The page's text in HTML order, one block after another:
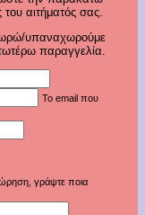
αιτήματός σας.
υπαναχωρούμε
παραγγελία.
Το email που
γράψτε ποια